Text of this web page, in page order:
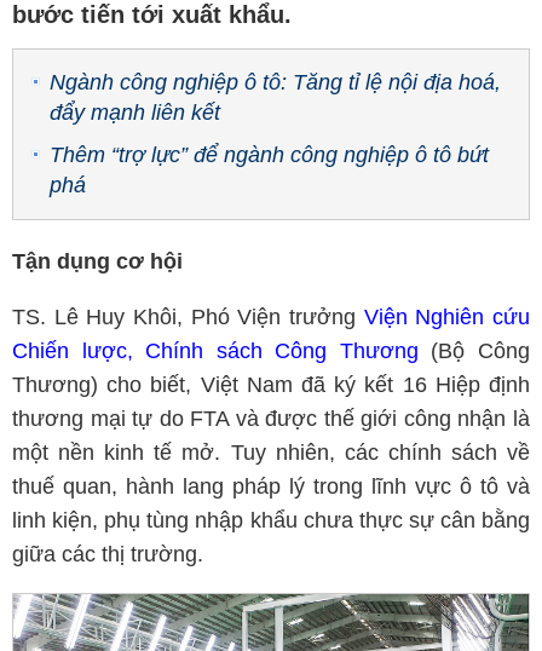
bước tiến tới xuất khẩu.
Ngành công nghiệp ô tô: Tăng tỉ lệ nội địa hoá,
đẩy mạnh liên kết
Thêm “trợ lực” để ngành công nghiệp ô tô bứt
phá
Tận dụng cơ hội
TS. Lê Huy Khôi, Phó Viện trưởng Viện Nghiên cứu
Chiến lược, Chính sách Công Thương (Bộ Công
Thương) cho biết, Việt Nam đã ký kết 16 Hiệp định
thương mại tự do FTA và được thế giới công nhận là
một nền kinh tế mở. Tuy nhiên, các chính sách về
thuế quan, hành lang pháp lý trong lĩnh vực ô tô và
linh kiện, phụ tùng nhập khẩu chưa thực sự cân bằng
giữa các thị trường.